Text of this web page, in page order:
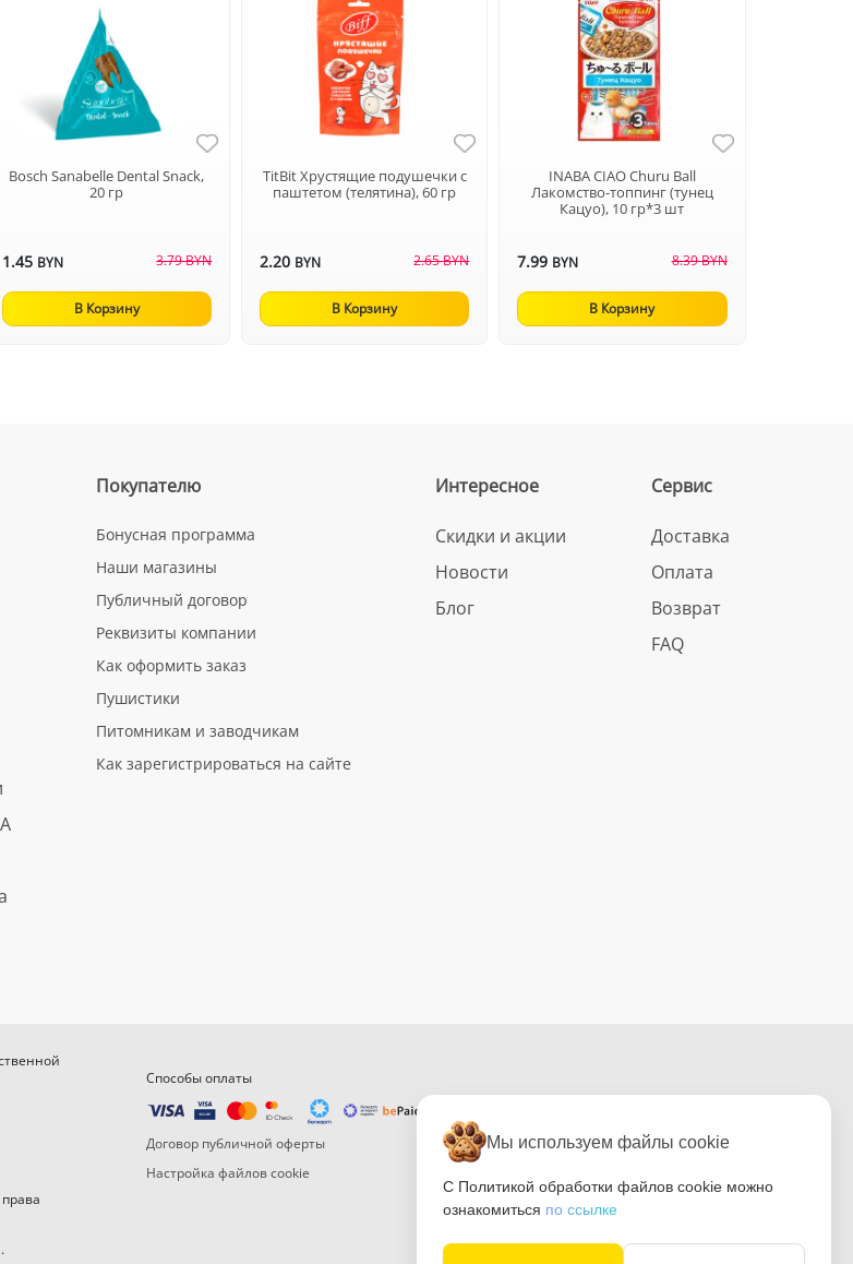
Bosch Sanabelle Dental Snack,
20 гр
1.45 BYN 3.79 BYN
В Корзину
TitBit Хрустящие подушечки с
паштетом (телятина), 60 гр
2.20 BYN 2.65 BYN
В Корзину
INABA CIAO Churu Ball
Лакомство-топпинг (тунец
Кацуо), 10 гр*3 шт
7.99 BYN 8.39 BYN
В Корзину
Покупателю
Бонусная программа
Наши магазины
Публичный договор
Реквизиты компании
Как оформить заказ
Пушистики
Питомникам и заводчикам
Как зарегистрироваться на сайте
Интересное
Скидки и акции
Новости
Блог
Сервис
Доставка
Оплата
Возврат
FAQ
Способы оплаты
Договор публичной оферты
Настройка файлов cookie
Мы используем файлы cookie
С Политикой обработки файлов cookie можно
ознакомиться по ссылке